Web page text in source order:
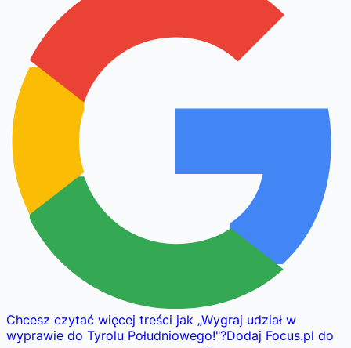
Chcesz czytać więcej treści jak „Wygraj udział w
wyprawie do Tyrolu Południowego!"?Dodaj Focus.pl do